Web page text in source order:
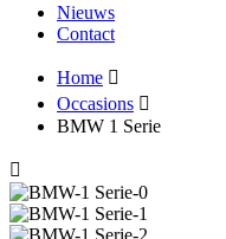
Nieuws
Contact
Home
Occasions
BMW 1 Serie